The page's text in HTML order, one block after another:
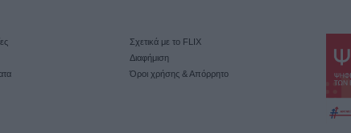
Σχετικά με το FLIX
Διαφήμιση
Όροι χρήσης & Απόρρητο